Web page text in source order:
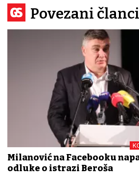
Povezani članci
Milanović na Facebooku
odluke o istrazi Beroša